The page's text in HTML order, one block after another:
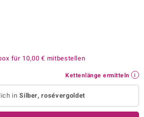
für 10,00 € mitbestellen
Kettenlänge ermitteln
inSilber, rosévergoldet